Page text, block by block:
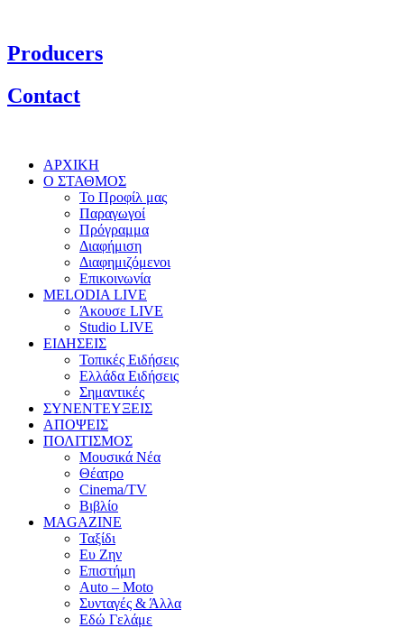
Producers
Contact
ΑΡΧΙΚΗ
Ο ΣΤΑΘΜΟΣ
Το Προφίλ μας
Παραγωγοί
Πρόγραμμα
Διαφήμιση
Διαφημιζόμενοι
Επικοινωνία
MELODIA LIVE
Άκουσε LIVE
Studio LIVE
ΕΙΔΗΣΕΙΣ
Τοπικές Ειδήσεις
Ελλάδα Ειδήσεις
Σημαντικές
ΣΥΝΕΝΤΕΥΞΕΙΣ
ΑΠΟΨΕΙΣ
ΠΟΛΙΤΙΣΜΟΣ
Μουσικά Νέα
Θέατρο
Cinema/TV
Βιβλίο
MAGAZINE
Ταξίδι
Ευ Ζην
Επιστήμη
Auto – Moto
Συνταγές & Άλλα
Εδώ Γελάμε